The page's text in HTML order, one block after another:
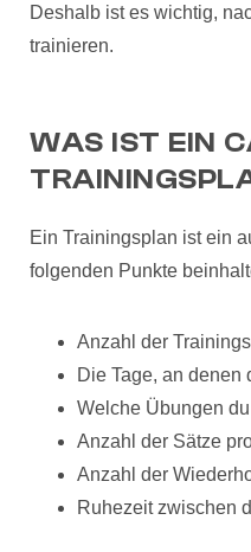
Deshalb ist es wichtig,
trainieren.
WAS IST EIN
Ein Trainingsplan ist ein
folgenden Punkte
Anzahl der
Die Tage, an denen
Welche Übungen
Anzahl der Sätze
Anzahl der
Ruhezeit zwischen